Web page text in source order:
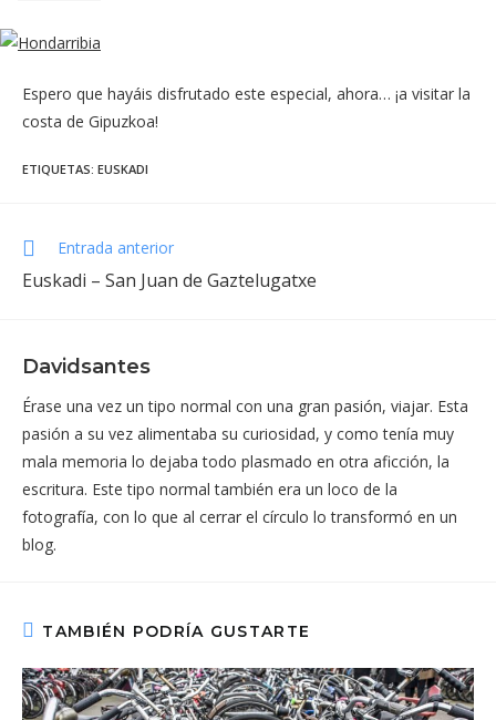
Espero que hayáis disfrutado este especial, ahora… ¡a visitar la
costa de Gipuzkoa!
ETIQUETAS: EUSKADI
Leer
artículos
Entrada anterior
Euskadi – San Juan de Gaztelugatxe
Davidsantes
Érase una vez un tipo normal con una gran pasión, viajar. Esta
pasión a su vez alimentaba su curiosidad, y como tenía muy
mala memoria lo dejaba todo plasmado en otra aficción, la
escritura. Este tipo normal también era un loco de la
fotografía, con lo que al cerrar el círculo lo transformó en un
blog.
TAMBIÉN PODRÍA GUSTARTE